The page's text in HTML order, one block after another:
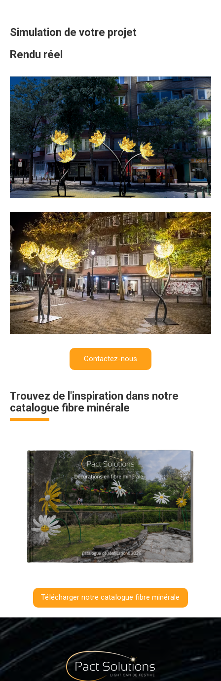
Simulation de votre projet
Rendu réel
Contactez-nous
Trouvez de l'inspiration dans notre
catalogue fibre minérale
Télécharger notre catalogue fibre minérale